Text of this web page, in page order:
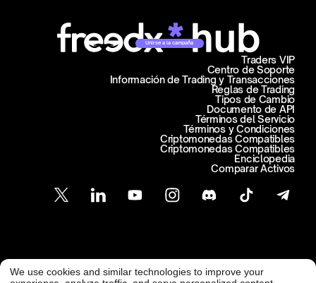
Unirse a la campaña
Centro de Soporte
Información de Trading y Transacciones
Traders VIP
Reglas de Trading
Tipos de Cambio
Documento de API
Términos del Servicio
Términos y Condiciones
Criptomonedas Compatibles
Criptomonedas Compatibles
Enciclopedia
Comparar Activos
Atención al Cliente
support@freedx.com
We use cookies and similar technologies to improve your